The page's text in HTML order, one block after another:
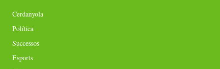
Cerdanyola
Política
Successos
Esports